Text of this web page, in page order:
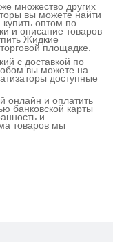
множество других
вы можете найти
купить оптом по
и описание товаров
Жидкие
площадке.
с доставкой по
вы можете на
доступные
онлайн и оплатить
банковской карты
и
товаров мы